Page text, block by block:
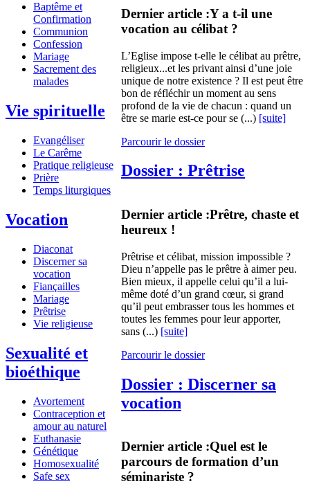
Baptême et
Confirmation
Communion
Confession
Mariage
Sacrement des
malades
Vie spirituelle
Evangéliser
Le Carême
Pratique religieuse
Prière
Temps liturgiques
Vocation
Diaconat
Discerner sa
vocation
Fiançailles
Mariage
Prêtrise
Vie religieuse
Sexualité et
bioéthique
Avortement
Contraception et
amour au naturel
Euthanasie
Génétique
Homosexualité
Safe sex
Dernier article :Y a t-il une
vocation au célibat ?
L’Eglise impose t-elle le célibat au prêtre,
religieux...et les privant ainsi d’une joie
unique de notre existence ? Il est peut être
bon de réfléchir un moment au sens
profond de la vie de chacun : quand un
être se marie est-ce pour se (...) [suite]
Parcourir le dossier
Dossier : Prêtrise
Dernier article :Prêtre, chaste et
heureux !
Prêtrise et célibat, mission impossible ?
Dieu n’appelle pas le prêtre à aimer peu.
Bien mieux, il appelle celui qu’il a lui-
même doté d’un grand cœur, si grand
qu’il peut embrasser tous les hommes et
toutes les femmes pour leur apporter,
sans (...) [suite]
Parcourir le dossier
Dossier : Discerner sa
vocation
Dernier article :Quel est le
parcours de formation d’un
séminariste ?